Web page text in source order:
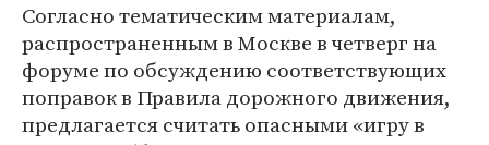
Согласно тематическим материалам,
распространенным в Москве в четверг на
форуме по обсуждению соответствующих
поправок в Правила дорожного движения,
предлагается считать опасными «игру в